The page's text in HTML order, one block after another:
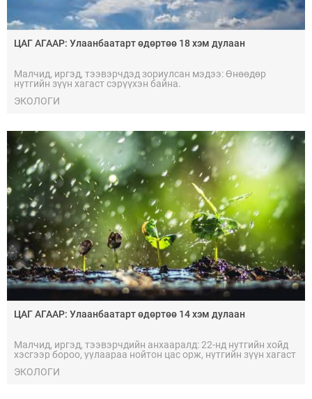
ЦАГ АГААР: Улаанбаатарт өдөртөө 18 хэм дулаан
Малчид, иргэд, тээвэрчдэд зориулсан мэдээ: Өнөөдөр
нутгийн зүүн хагаст сэрүүхэн байна.
ЭКОЛОГИ
ЦАГ АГААР: Улаанбаатарт өдөртөө 14 хэм дулаан
Малчид, иргэд, тээвэрчдийн анхааралд: 22-нд нутгийн хойд
хэсгээр бороо, уулаараа нойтон цас орж, нутгийн зүүн хагаст
ЭКОЛОГИ